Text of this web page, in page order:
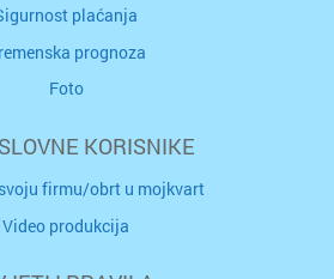
plaćanja
prognoza
Foto
KORISNIKE
firmu/obrt u mojkvart
Video produkcija